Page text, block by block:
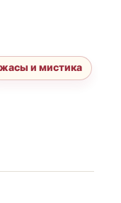
и мистика